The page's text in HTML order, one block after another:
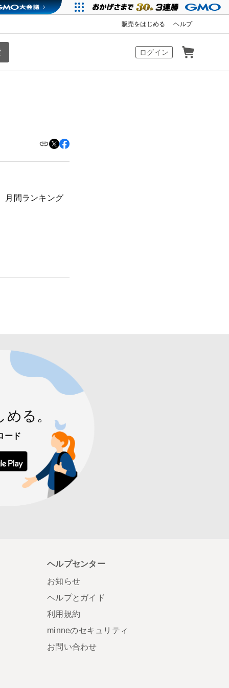
販売をはじめる ヘルプ
ログイン
月間ランキング
る。
ード
ウンロードGoogle Play で手に入れよう
ヘルプセンター
お知らせ
ヘルプとガイド
利用規約
minneのセキュリティ
お問い合わせ